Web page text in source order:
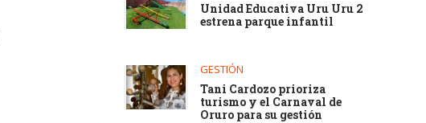
Unidad Educativa Uru Uru 2
estrena parque infantil
GESTIÓN
Tani Cardozo prioriza
turismo y el Carnaval de
Oruro para su gestión